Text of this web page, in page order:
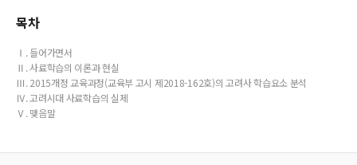
al materials consistently which will activate the thinking power of the students
ases used in the class are essential. Moreover, the experience on the success or f
ailure of the learning of historical materials shall be accumulated and arrange
d systematically
목차
Ⅰ. 들어가면서
Ⅱ. 사료학습의 이론과 현실
Ⅲ. 2015개정 교육과정(교육부 고시 제2018-162호)의 고려사 학습요소 분석
Ⅳ. 고려시대 사료학습의 실제
Ⅴ. 맺음말